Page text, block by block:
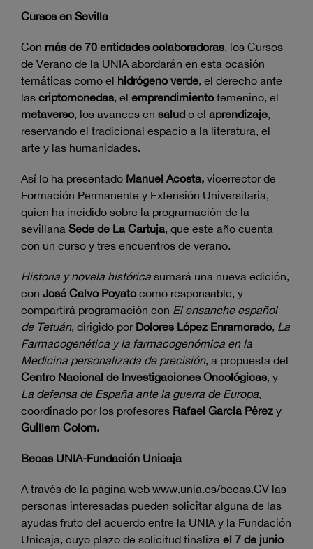
Cursos en Sevilla
Con más de 70 entidades colaboradoras, los Cursos
de Verano de la UNIA abordarán en esta ocasión
temáticas como el hidrógeno verde, el derecho ante
las criptomonedas, el emprendimientofemenino, el
metaverso, los avances en salud o el aprendizaje,
reservando el tradicional espacio a la literatura, el
arte y las humanidades.
Así lo ha presentado Manuel Acosta, vicerrector de
Formación Permanente y Extensión Universitaria,
quien ha incidido sobre la programación de la
sevillana Sede de La Cartuja, que este año cuenta
con un curso y tres encuentros de verano.
Historia y novela histórica sumará una nueva edición,
con José Calvo Poyatocomo responsable, y
compartirá programación con El ensanche español
de Tetuán, dirigido por Dolores López Enramorado, La
Farmacogenética y la farmacogenómica en la
Medicina personalizada de precisión, a propuesta del
Centro Nacional de Investigaciones Oncológicas, y
La defensa de España ante la guerra de Europa,
coordinado por los profesores Rafael García Pérez y
Guillem Colom.
Becas UNIA-Fundación Unicaja
A través de la página web www.unia.es/becas.CV las
personas interesadas pueden solicitar alguna de las
ayudas fruto del acuerdo entre la UNIA y la Fundación
Unicaja, cuyo plazo de solicitud finaliza el 7 de junio